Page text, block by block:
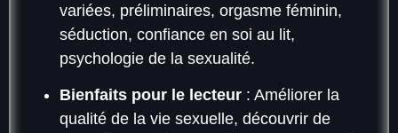
variées, préliminaires, orgasme féminin,
séduction, confiance en soi au lit,
psychologie de la sexualité.
Bienfaits pour le lecteur : Améliorer la
qualité de la vie sexuelle, découvrir de